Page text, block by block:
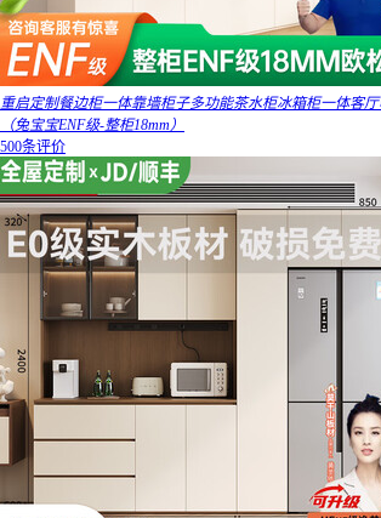
重启定制餐边柜一体靠墙柜子多功能茶水柜冰箱柜一体客
（兔宝宝ENF级-整柜18mm）
500条评价